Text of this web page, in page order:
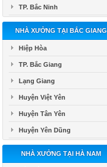
TP. Bắc Ninh
NHÀ XƯỞNG TẠI BẮC GIANG
Hiệp Hòa
TP. Bắc Giang
Lạng Giang
Huyện Việt Yên
Huyện Tân Yên
Huyện Yên Dũng
NHÀ XƯỞNG TẠI HÀ NAM